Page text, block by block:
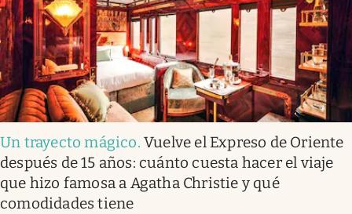
Un trayecto mágico.Vuelve el Expreso de Oriente
después de 15 años: cuánto cuesta hacer el viaje
que hizo famosa a Agatha Christie y qué
comodidades tiene